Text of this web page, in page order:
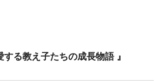
る教え子たちの成長物語 』